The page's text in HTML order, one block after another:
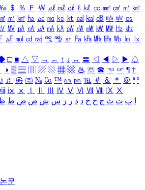
＄ ％ Ｆ ￦ ㎕ ㎖ ㎗ ℓ ㎘ ㏄ ㎣ ㎤ ㎥ ㎦
㎡ ㎢ ㏊ ㎍ ㎎ ㎏ ㏏ ㎈ ㎉ ㏈ ㎧ ㎨ ㎰
㎹ ㎀ ㎁ ㎂ ㎃ ㎄ ㎺ ㎻ ㎽ ㎾ ㎿ ㎐ ㎑
㎌ ㏖ ㏅ ㎭ ㎮ ㎯ ㏛ ㎩ ㎪ ㎫ ㎬ ㏝ ㏐
㏓
□ ■ △ ▽ → ← ↑ ↓ ↔ 〓 ◁ ◀ ▷ ▶ ♤
◑ ▒ ▤ ▨ ▧ ▦ ▩ ♨ ☏ ☎ ☜ ☞ ¶ †
♪ ♬ ㉿ ㈜ № ㏇ ™ ㏂ ㏘ ℡ ＃ ＆ ＊ ＠ ª º
ⅸ ⅹ Ⅳ Ⅴ Ⅵ Ⅶ Ⅷ Ⅸ Ⅹ
ب ت ث ج ح خ د ذ ر ز س ش ص ض ط
문